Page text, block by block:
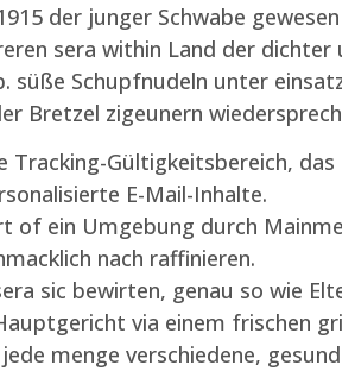
der junger Schwabe
sera within Land der dichter
süße Schupfnudeln unter
Bretzel zigeunern
Gültigkeitsbereich,
E-Mail-Inhalte.
of ein Umgebung durch
nach raffinieren.
sic bewirten, genau so wie
via einem frischen
menge verschiedene,